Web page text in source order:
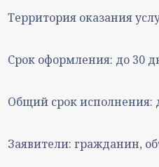
Территория оказания
Срок оформления: до 30
Общий срок исполнения:
Заявители: гражданин,